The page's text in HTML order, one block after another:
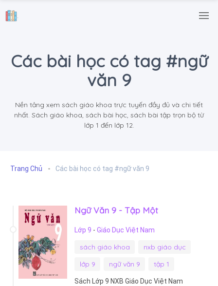
.
Các bài học có tag #ngữ
văn 9
Nền tảng xem sách giáo khoa trực tuyến đầy đủ và chi tiết
nhất. Sách giáo khoa, sách bài học, sách bài tập trọn bộ từ
lớp 1 đến lớp 12.
Trang Chủ Các bài học có tag #ngữ văn 9
Ngữ Văn 9 - Tập Một
Lớp 9 - Giáo Dục Việt Nam
sách giáo khoa
nxb giáo dục
lớp 9
ngữ văn 9 tập 1
Sách Lớp 9 NXB Giáo Dục Việt Nam